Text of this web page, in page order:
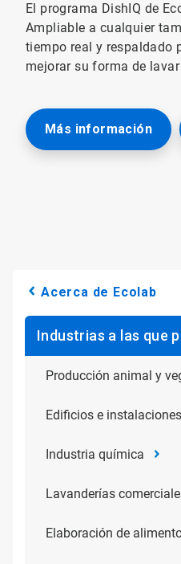
El programa DishIQ de
Ampliable a cualquier
tiempo real y respaldado
mejorar su forma de
Más información
Acerca de Ecolab
Industrias a las que
Producción animal y
Edificios e instalaciones
Industria química
Lavanderías
Elaboración de